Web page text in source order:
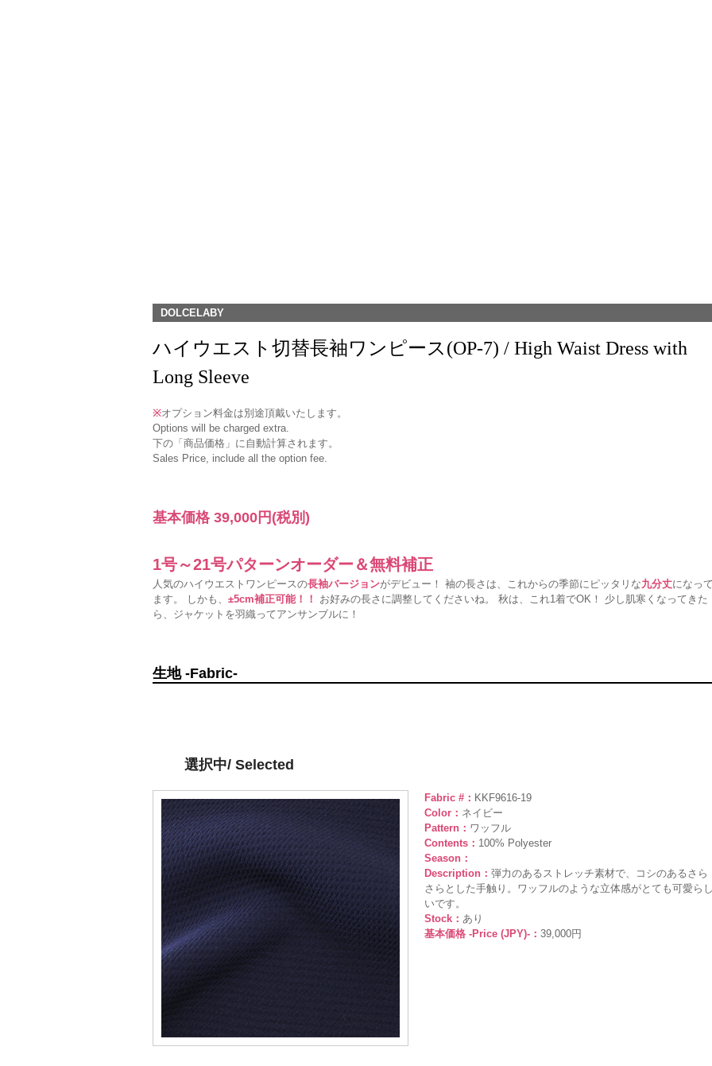
DOLCELABY
ハイウエスト切替長袖ワンピース(OP-7) / High Waist Dress with
Long Sleeve
※オプション料金は別途頂戴いたします。
Options will be charged extra.
下の「商品価格」に自動計算されます。
Sales Price, include all the option fee.
基本価格 39,000円 (税別)
1号～21号パターンオーダー＆無料補正
人気のハイウエストワンピースの長袖バージョンがデビュー！ 袖の長さは、これからの季節にピッタリな九分丈になっ
ます。 しかも、 ±5cm補正可能！！
お好みの長さに調整してくださいね。 秋は、これ1着でOK！ 少し肌寒くなってきた
ら、ジャケットを羽織ってアンサンブルに！
生地 -Fabric-
選択中/ Selected
Fabric #： KKF9616-19
Color： ネイビー
Pattern： ワッフル
Contents： 100% Polyester
Season：
Description： 弾力のあるストレッチ素材で、コシのあるさら
さらとした手触り。ワッフルのような立体感がとても可愛ら
いです。
Stock： あり
基本価格 -Price (JPY)-： 39,000円